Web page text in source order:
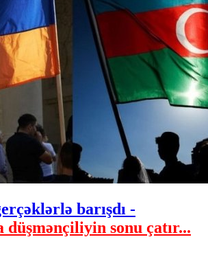
barışdı -
düşmənçiliyin sonu çatır...